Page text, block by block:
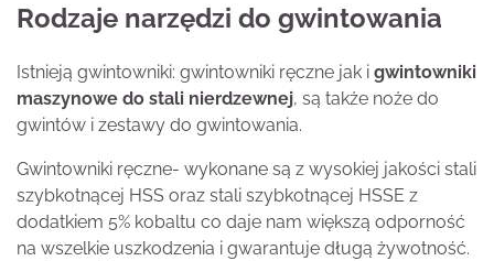
Rodzaje narzędzi do gwintowania
Istnieją gwintowniki: gwintowniki ręczne jak i gwintowniki
maszynowe do stali nierdzewnej, są także noże do
gwintów i zestawy do gwintowania.
Gwintowniki ręczne- wykonane są z wysokiej jakości stali
szybkotnącej HSS oraz stali szybkotnącej HSSE z
dodatkiem 5% kobaltu co daje nam większą odporność
na wszelkie uszkodzenia i gwarantuje długą żywotność.